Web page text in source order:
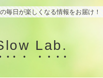
毎日が楽しくなる情報をお届け！
Lab.